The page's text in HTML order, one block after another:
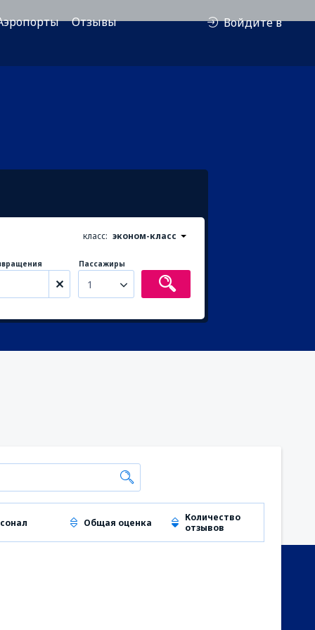
Отзывы Войдите в
класс: эконом-класс
Пассажиры
1
Общая оценка
Количество
отзывов